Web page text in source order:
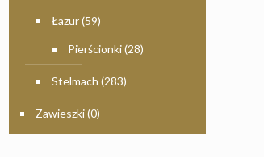
Łazur(59)
Pierścionki(28)
Stelmach (283)
Zawieszki(0)